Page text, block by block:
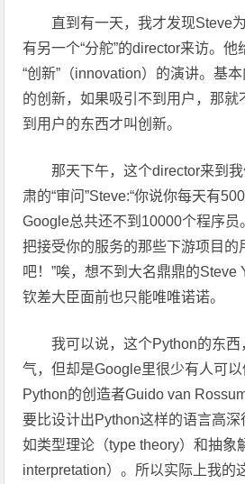
直到有一天，我才发现Steve
有另一个“分舵”的director来访。
“创新”（innovation）的演讲。基
的创新，如果吸引不到用户，那就
到用户的东西才叫创新。
那天下午，这个director来到
肃的“审问”Steve:“你说你每天有
Google总共还不到10000个程序员
把接受你的服务的那些下游项目的
吧！”唉，想不到大名鼎鼎的Steve
钦差大臣面前也只能唯唯诺诺。
我可以说，这个Python的东
气，但却是Google里很少有人可
Python的创造者Guido van
要比设计出Python这样的语言高
如类型理论（type theory）和抽象
interpretation）。所以实际上我的